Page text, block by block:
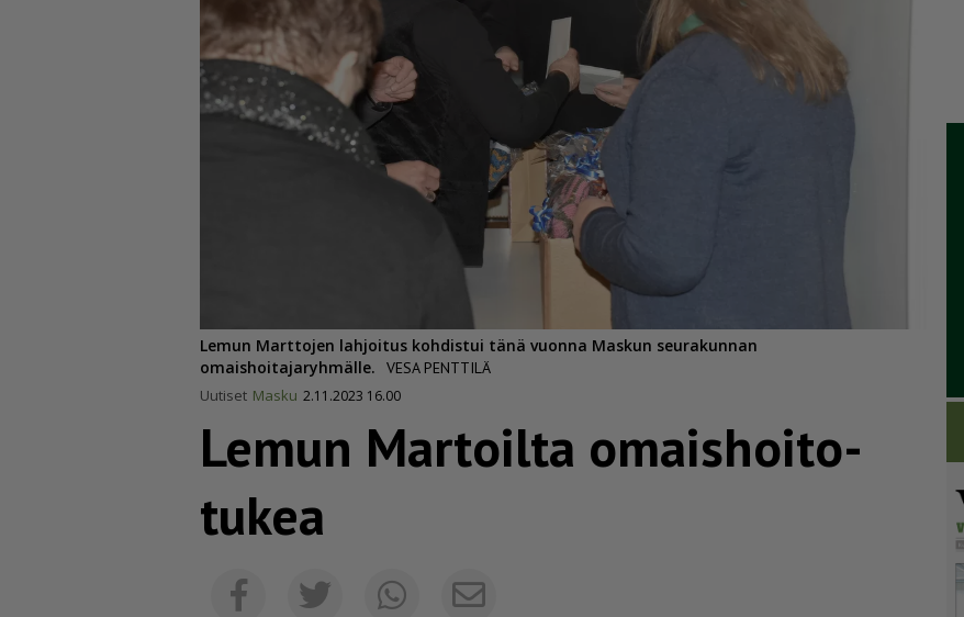
Lemun Marttojen lahjoitus kohdistui tänä vuonna Maskun seurakunnan
omaishoitajaryhmälle.
VESA PENTTILÄ
Uutiset Masku 2.11.2023 16.00
Lemun Martoilta omais­hoi­to­
tukea
FacebookTwitterWhatsappSähköposti